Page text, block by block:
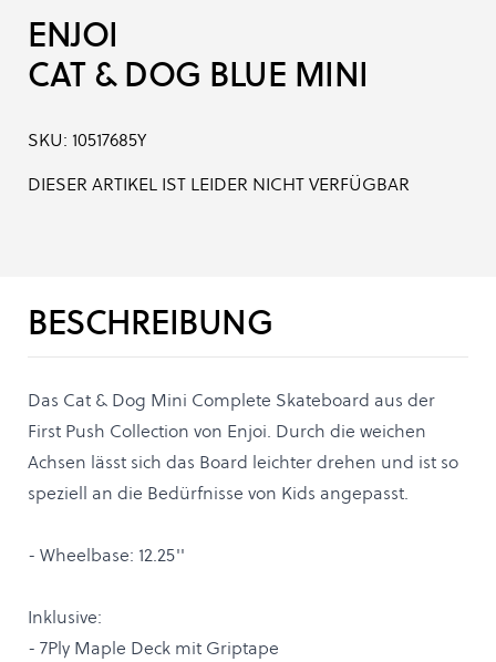
ENJOI
CAT & DOG BLUE MINI
SKU: 10517685Y
DIESER ARTIKEL IST LEIDER NICHT VERFÜGBAR
BESCHREIBUNG
Das Cat & Dog Mini Complete Skateboard aus der
First Push Collection von Enjoi. Durch die weichen
Achsen lässt sich das Board leichter drehen und ist so
speziell an die Bedürfnisse von Kids angepasst.
- Wheelbase: 12.25''
Inklusive:
- 7Ply Maple Deck mit Griptape